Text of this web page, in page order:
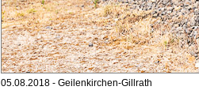
05.08.2018 - Geilenkirchen-Gillrath